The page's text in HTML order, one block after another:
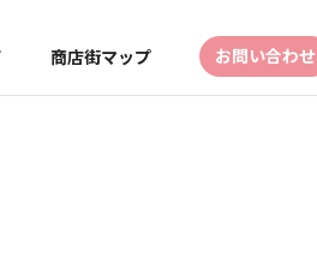
商店街マップ お問い合わせ